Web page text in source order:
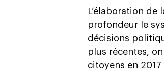
L’élaboration
profondeur le
décisions
plus récentes,
citoyens en